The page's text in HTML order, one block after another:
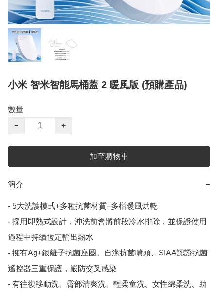
小米 智米智能馬桶蓋 2 暖風版 (預購產品)
數量
−
+
加至購物車
簡介 −
- 5大洗護模式+多種抗菌材質+多檔暖風烘乾
- 採用即熱式設計，沖洗前會將前段冷水排除，並保證使用
過程中持續恆定輸出熱水
- 擁有Ag+銀離子抗菌座圈、自潔抗菌噴頭、SIAA認證抗菌
遙控器三重保護，嚴防交叉感染
- 有往復移動洗、臀部清爽洗、輕柔童洗、女性綿柔洗、助